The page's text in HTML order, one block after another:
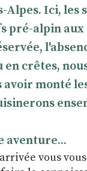
Ici, les
pré-alpin
crêtes,
monté
aventure...
vous